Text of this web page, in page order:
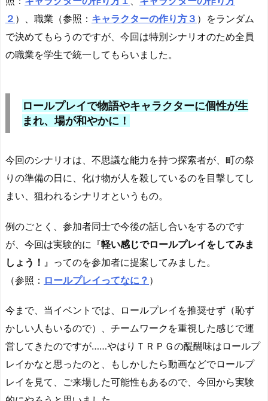
２ ）、職業（参照： キャラクターの作り方３ ）をランダム
で決めてもらうのですが、今回は特別シナリオのため全員
の職業を学生で統一してもらいました。
ロールプレイで物語やキャラクターに個性が生
まれ、場が和やかに！
今回のシナリオは、不思議な能力を持つ探索者が、町の祭
りの準備の日に、化け物が人を殺しているのを目撃してし
まい、狙われるシナリオというもの。
例のごとく、参加者同士で今後の話し合いをするのです
が、今回は実験的に『軽い感じでロールプレイをしてみま
しょう！ 』ってのを参加者に提案してみました。
（参照： ロールプレイってなに？ ）
今まで、当イベントでは、ロールプレイを推奨せず（恥ず
かしい人もいるので）、チームワークを重視した感じで運
営してきたのですが……やはりＴＲＰＧの醍醐味はロールプ
レイかなと思ったのと、もしかしたら動画などでロールプ
レイを見て、ご来場した可能性もあるので、今回から実験